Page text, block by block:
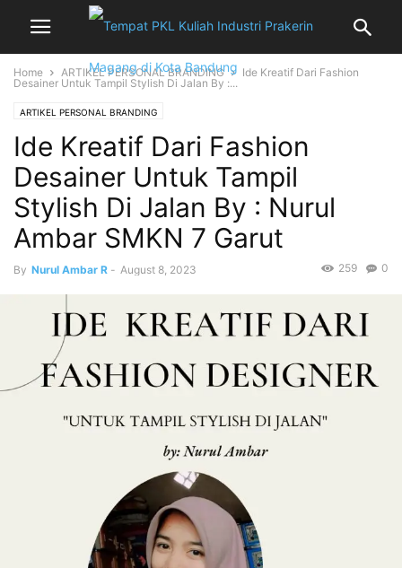
Home ARTIKEL PERSONAL BRANDING
Ide Kreatif Dari Fashion
Desainer Untuk Tampil Stylish Di Jalan By :...
ARTIKEL PERSONAL BRANDING
Ide Kreatif Dari Fashion
Desainer Untuk Tampil
Stylish Di Jalan By : Nurul
Ambar SMKN 7 Garut
By Nurul Ambar R - August 8, 2023 0
259